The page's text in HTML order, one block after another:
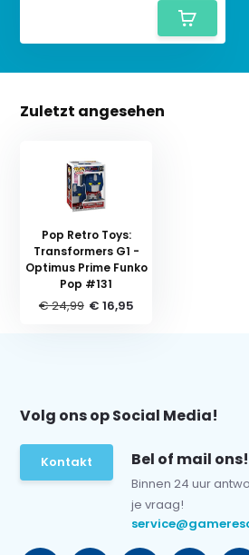
Zuletzt angesehen
Pop Retro Toys:
Transformers G1 -
Optimus Prime Funko
Pop #131
€ 24,99 € 16,95
Volg ons op Social Media!
Kontakt Bel of mail ons!
Binnen 24 uur
je vraag!